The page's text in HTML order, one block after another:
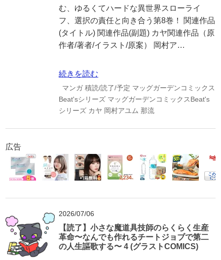
む、ゆるくてハードな異世界スローライ
フ、選択の責任と向き合う第8巻！ 関連作品
(タイトル) 関連作品(副題) カヤ関連作品（原
作者/著者/イラスト/原案） 岡村ア…
続きを読む
マンガ 積読/読了/予定 マッグガーデンコミックス
Beat'sシリーズ マッグガーデンコミックスBeat's
シリーズ カヤ 岡村アユム 那流
広告
2026/07/06
【読了】小さな魔道具技師のらくらく生産
革命〜なんでも作れるチートジョブで第二
の人生謳歌する〜 4 (グラストCOMICS)